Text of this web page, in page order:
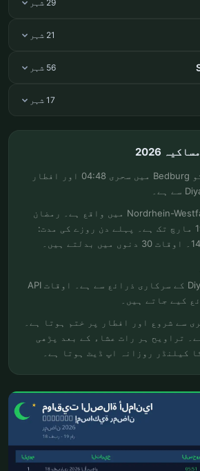
29 شہر
21 شہر
56 شہر
17 شہر
8 اگست 2026 ہفتہ کو Bedburg میں سحری 04:48 اور افطار
Bedburg ریاست Nordrhein-Westfalen میں واقع ہے۔ رمضان
2026 18 فروری سے 19 مارچ تک ہے۔ پہلے دن روزے کی مدت:
امساکیہ ڈیٹا Diyanet کے سرکاری ذرائع سے ہے۔ اوقات API
کیے جاتے ہیں۔
سے شروع اور افطار پر ختم ہوتا ہے۔
رات ہے۔ تراویح ہر رات عشاء کے بعد پڑھی